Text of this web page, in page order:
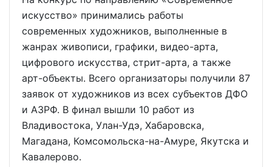
искусство» принимались работы
современных художников, выполненные в
жанрах живописи, графики, видео-арта,
цифрового искусства, стрит-арта, а также
арт-объекты. Всего организаторы получили 87
заявок от художников из всех субъектов ДФО
и АЗРФ. В финал вышли 10 работ из
Владивостока, Улан-Удэ, Хабаровска,
Магадана, Комсомольска-на-Амуре, Якутска и
Кавалерово.